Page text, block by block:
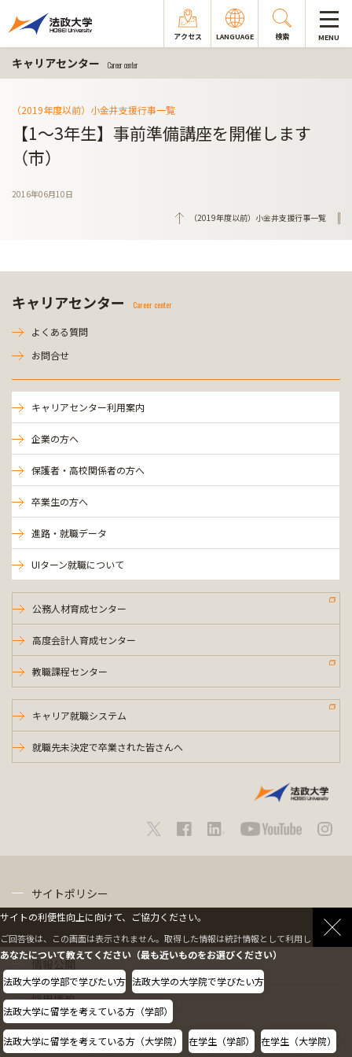
アクセス LANGUAGE 検索 MENU
キャリアセンター Career center
（2019年度以前）小金井支援行事一覧
【1～3年生】事前準備講座を開催します
（市）
2016年06月10日
（2019年度以前）小金井支援行事一覧
キャリアセンター Career center
よくある質問
お問合せ
キャリアセンター利用案内
企業の方へ
保護者・高校関係者の方へ
卒業生の方へ
進路・就職データ
UIターン就職について
公務人材育成センター
高度会計人育成センター
教職課程センター
キャリア就職システム
就職先未決定で卒業された皆さんへ
サイトポリシー
情報公開
採用情報
教職員の方へ
サイトの利便性向上に向けて、ご協力ください。
ご回答後は、この画面は表示されません。取得した情報は統計情報として利用します。
あなたについて教えてください（最も近いものをお選びください）
法政大学の学部で学びたい方 法政大学の大学院で学びたい方
法政大学に留学を考えている方（学部）
法政大学に留学を考えている方（大学院） 在学生（学部） 在学生（大学院）